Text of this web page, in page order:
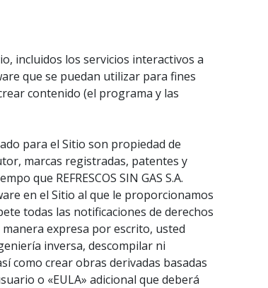
incluidos los servicios interactivos a
que se puedan utilizar para fines
contenido (el programa y las
para el Sitio son propiedad de
marcas registradas, patentes y
que REFRESCOS SIN GAS S.A.
en el Sitio al que le proporcionamos
todas las notificaciones de derechos
manera expresa por escrito, usted
inversa, descompilar ni
como crear obras derivadas basadas
o «EULA» adicional que deberá